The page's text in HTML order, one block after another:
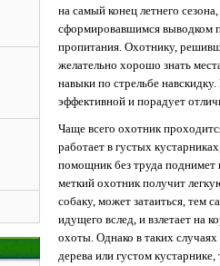
на самый конец летнего
сформировавшимся выводком
пропитания. Охотнику,
желательно хорошо знать
навыки по стрельбе
эффективной и порадует
Чаще всего охотник
работает в густых
помощник без труда
меткий охотник получит
собаку, может затаиться, тем
идущего вслед, и взлетает на
охоты. Однако в таких
дерева или густом